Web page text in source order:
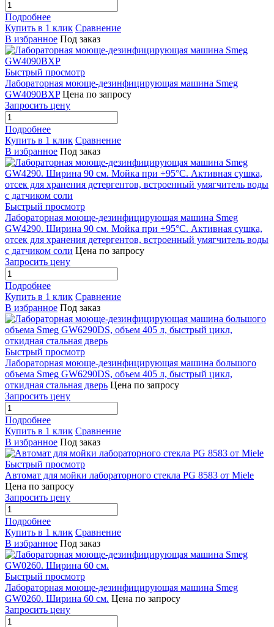
Подробнее
Купить в 1 клик Сравнение
В избранное Под заказ
Быстрый просмотр
Лабораторная моюще-дезинфицирующая машина Smeg
GW4090BXP Цена по запросу
Запросить цену
Подробнее
Купить в 1 клик Сравнение
В избранное Под заказ
Быстрый просмотр
Лабораторная моюще-дезинфицирующая машина Smeg
GW4290. Ширина 90 см. Мойка при +95°С. Активная сушка,
отсек для хранения детергентов, встроенный умягчитель воды
с датчиком соли Цена по запросу
Запросить цену
Подробнее
Купить в 1 клик Сравнение
В избранное Под заказ
Быстрый просмотр
Лабораторная моюще-дезинфицирующая машина большого
объема Smeg GW6290DS, объем 405 л, быстрый цикл,
откидная стальная дверь Цена по запросу
Запросить цену
Подробнее
Купить в 1 клик Сравнение
В избранное Под заказ
Быстрый просмотр
Автомат для мойки лабораторного стекла PG 8583 от Miele
Цена по запросу
Запросить цену
Подробнее
Купить в 1 клик Сравнение
В избранное Под заказ
Быстрый просмотр
Лабораторная моюще-дезинфицирующая машина Smeg
GW0260. Ширина 60 см. Цена по запросу
Запросить цену